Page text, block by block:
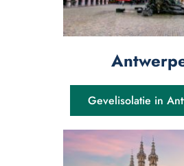
Gevelisolatie in